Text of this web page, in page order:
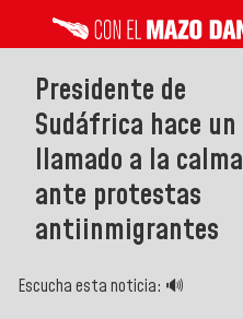
Presidente de
Sudáfrica hace un
llamado a la calma
ante protestas
antiinmigrantes
Escucha esta noticia: 🔊